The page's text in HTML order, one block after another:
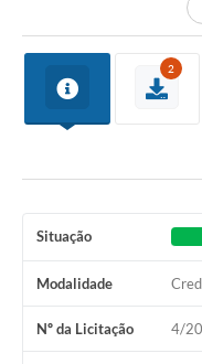
Sala Mineira do
Organizações da Sociedade
Horário - Linhas
Lei Aldir Blanc
2
Situação
Modalidade
Nº da Licitação 4/